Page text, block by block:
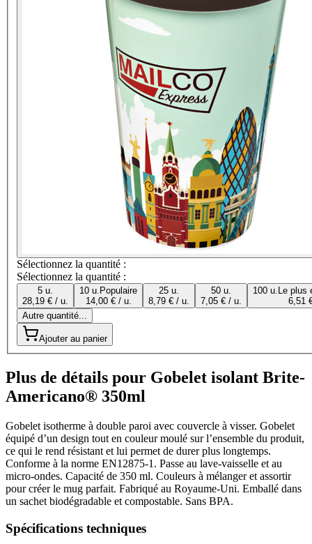
Sélectionnez la quantité :
Sélectionnez la quantité :
5 u.
28,19 € / u.
10 u. Populaire
14,00 € / u.
25 u.
8,79 € / u.
50 u.
7,05 € / u.
100 u. Le plus
6,51
Autre quantité...
Ajouter au panier
Plus de détails pour Gobelet isolant Brite-
Americano® 350ml
Gobelet isotherme à double paroi avec couvercle à visser. Gobelet
équipé d’un design tout en couleur moulé sur l’ensemble du produit,
ce qui le rend résistant et lui permet de durer plus longtemps.
Conforme à la norme EN12875-1. Passe au lave-vaisselle et au
micro-ondes. Capacité de 350 ml. Couleurs à mélanger et assortir
pour créer le mug parfait. Fabriqué au Royaume-Uni. Emballé dans
un sachet biodégradable et compostable. Sans BPA.
Spécifications techniques